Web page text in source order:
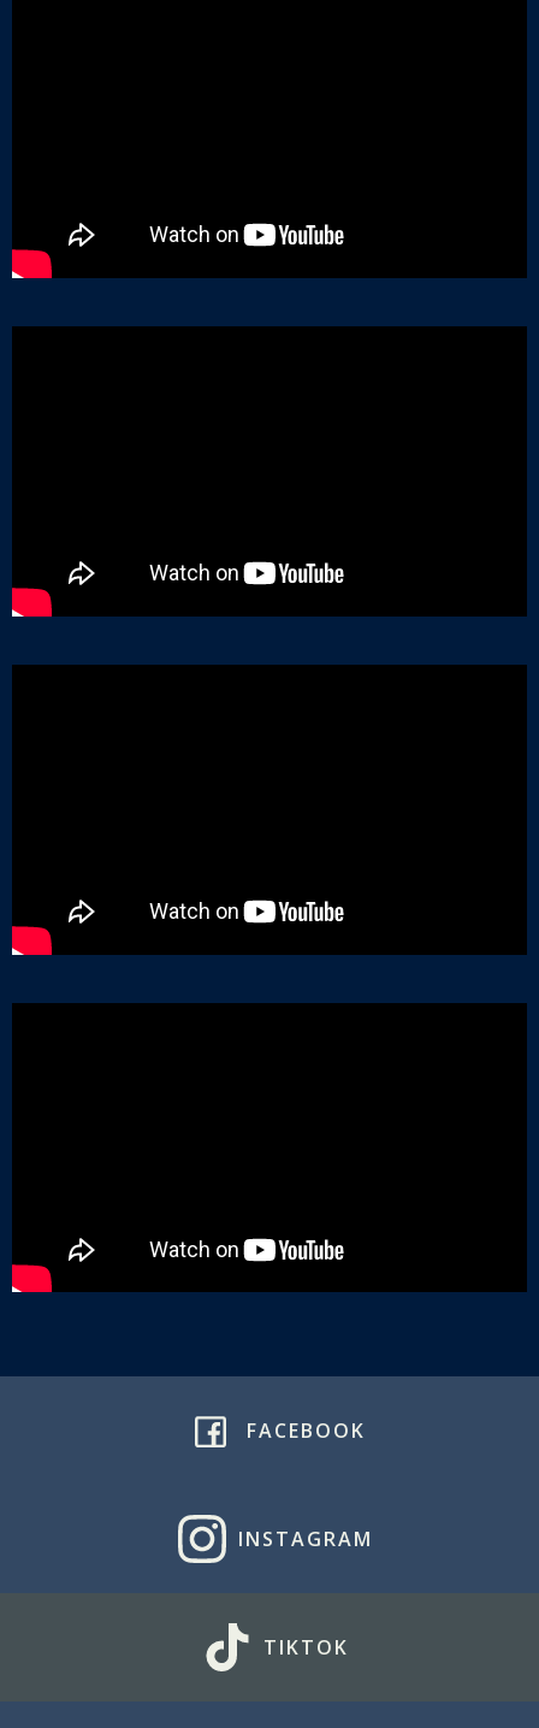
FACEBOOK
INSTAGRAM
TIKTOK